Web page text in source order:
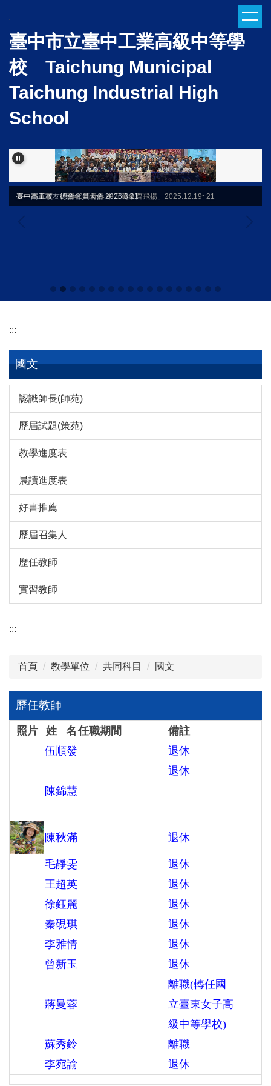
主
要
內
區
臺中市立臺中工業高級中等學
校 Taichung Municipal
Taichung Industrial High
School
臺中高工校友總會會員大會 2026.3.21
臺中市童軍「行蘭40舞青春 中工萬象齊飛揚」2025.12.19~21
:::
國文
認識師長(師苑)
歷屆試題(策苑)
教學進度表
晨讀進度表
好書推薦
歷屆召集人
歷任教師
實習教師
:::
首頁 教學單位 共同科目 國文
歷任教師
照片 姓 名 任職期間
備註
伍順發
退休
陳錦慧
退休
陳秋滿 退休
毛靜雯
退休
王超英
退休
徐鈺麗
退休
秦硯琪
退休
李雅情
退休
曾新玉
退休
蔣曼蓉
離職(轉任國
立臺東女子高
級中等學校)
蘇秀鈴
離職
李宛諭
退休